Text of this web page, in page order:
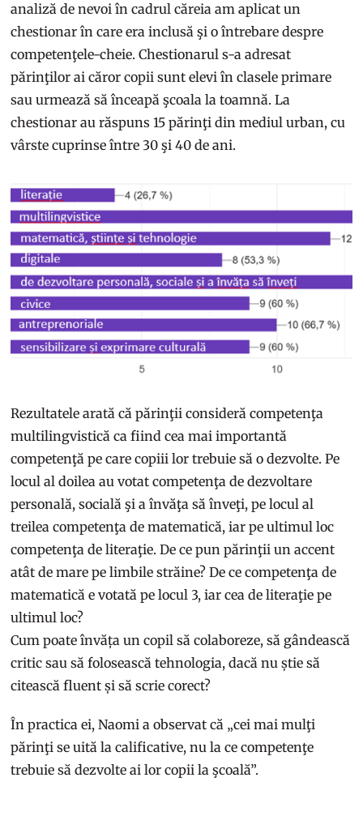
analiză de nevoi în cadrul căreia am aplicat un
chestionar în care era inclusă şi o întrebare despre
competenţele-cheie. Chestionarul s-a adresat
părinţilor ai căror copii sunt elevi în clasele primare
sau urmează să înceapă şcoala la toamnă. La
chestionar au răspuns 15 părinţi din mediul urban, cu
vârste cuprinse între 30 şi 40 de ani.
Rezultatele arată că părinţii consideră competenţa
multilingvistică ca fiind cea mai importantă
competenţă pe care copiii lor trebuie să o dezvolte. Pe
locul al doilea au votat competenţa de dezvoltare
personală, socială şi a învăţa să înveţi, pe locul al
treilea competenţa de matematică, iar pe ultimul loc
competenţa de literaţie. De ce pun părinţii un accent
atât de mare pe limbile străine? De ce competenţa de
matematică e votată pe locul 3, iar cea de literaţie pe
ultimul loc?
Cum poate învăța un copil să colaboreze, să gândească
critic sau să folosească tehnologia, dacă nu știe să
citească fluent și să scrie corect?
În practica ei, Naomi a observat că „cei mai mulţi
părinţi se uită la calificative, nu la ce competenţe
trebuie să dezvolte ai lor copii la şcoală”.